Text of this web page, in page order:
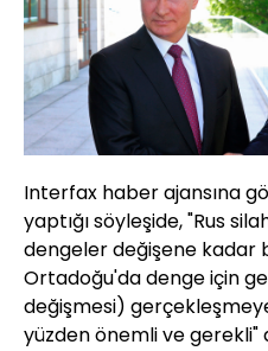
Interfax haber ajansına
yaptığı söyleşide, "Rus
dengeler değişene kadar
Ortadoğu'da denge için
değişmesi)
yüzden önemli ve gerekli"